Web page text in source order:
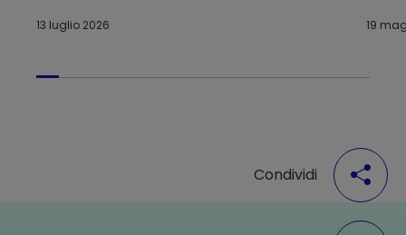
esogeni e creazione di valore
13 luglio 2026 19
Condividi